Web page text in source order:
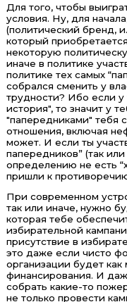
Для того, чтобы
условия. Ну, для
(политический бренд,
который
некоторую
иначе в политике
политике тех самых
собрался сменить у
трудности? Ибо если у
история", то значит у
"папередниками" тебя
отношения, включая
может. И если ты
папередников” (так
определению не есть
пришли к
При современном
так или иначе, нужно
которая тебе
избирательной
присутствие в
это даже если чисто
организации будет
финансирования. И
собрать какие-то
не только провести